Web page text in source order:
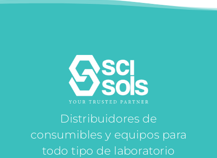
Distribuidores de
consumibles y equipos para
todo tipo de laboratorio